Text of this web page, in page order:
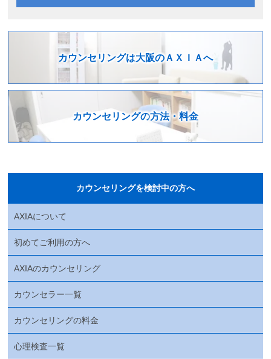
カウンセリングは大阪のＡＸＩＡへ
カウンセリングの方法・料金
カウンセリングを検討中の方へ
AXIAについて
初めてご利用の方へ
AXIAのカウンセリング
カウンセラー一覧
カウンセリングの料金
心理検査一覧